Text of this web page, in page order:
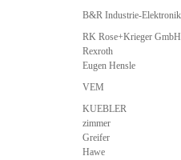
B&R Industrie-
RK Rose+Krieger GmbH
Rexroth
Eugen Hensle
VEM
KUEBLER
zimmer
Greifer
Hawe